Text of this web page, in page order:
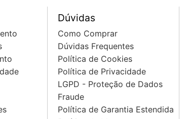
Dúvidas
Como Comprar
Dúvidas Frequentes
Política de Cookies
Política de Privacidade
LGPD - Proteção de Dados
Fraude
Política de Garantia Estendida